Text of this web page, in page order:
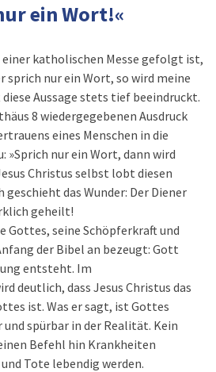
ein Wort!«
katholischen Messe gefolgt ist,
sprich nur ein Wort, so wird meine
diese Aussage stets tief beeindruckt.
8 wiedergegebenen Ausdruck
eines Menschen in die
»Sprich nur ein Wort, dann wird
Christus selbst lobt diesen
das Wunder: Der Diener
geheilt!
Gottes, seine Schöpferkraft und
der Bibel an bezeugt: Gott
entsteht. Im
deutlich, dass Jesus Christus das
ist. Was er sagt, ist Gottes
und spürbar in der Realität. Kein
Befehl hin Krankheiten
Tote lebendig werden.